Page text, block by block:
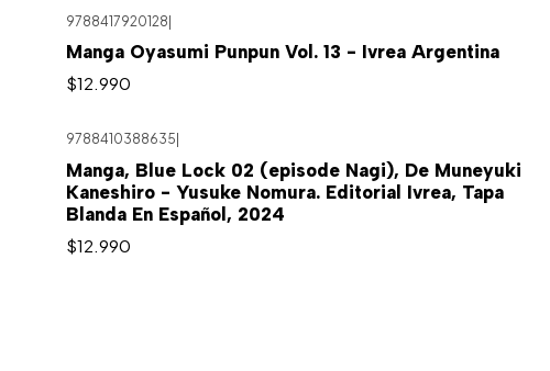
9788417920128
Manga Oyasumi Punpun Vol. 13 - Ivrea Argentina
$12.990
9788410388635
Manga, Blue Lock 02 (episode Nagi), De Muneyuki
Kaneshiro - Yusuke Nomura. Editorial Ivrea, Tapa
Blanda En Español, 2024
$12.990